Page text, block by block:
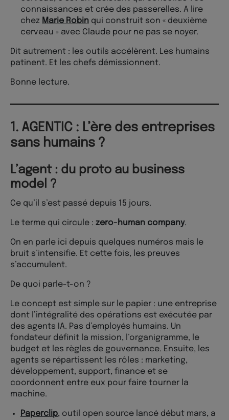
connaissances et crée des passerelles. A lire
chez Marie Robin qui construit son « deuxième
cerveau » avec Claude pour ne pas se noyer.
Dit autrement : les outils accélèrent. Les humains
patinent. Et les chefs démissionnent.
Bonne lecture.
1. AGENTIC : L’ère des entreprises
sans humains ?
L’agent : du proto au business
model ?
Ce qu’il s’est passé depuis 15 jours.
Le terme qui circule : zero-human company.
On en parle ici depuis quelques numéros mais le
bruit s’intensifie. Et cette fois, les preuves
s’accumulent.
De quoi parle-t-on ?
Le concept est simple sur le papier : une entreprise
dont l’intégralité des opérations est exécutée par
des agents IA. Pas d’employés humains. Un
fondateur définit la mission, l’organigramme, le
budget et les règles de gouvernance. Ensuite, les
agents se répartissent les rôles : marketing,
développement, support, finance et se
coordonnent entre eux pour faire tourner la
machine.
Paperclip, outil open source lancé début mars, a